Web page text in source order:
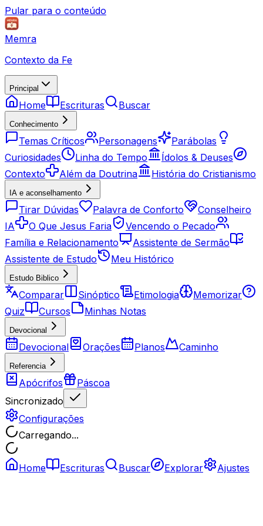
Pular para o conteúdo
Memra
Contexto da Fe
Principal
Home Escrituras Buscar
Conhecimento
Temas Críticos Personagens
Parábolas
Curiosidades
Linha do Tempo
Ídolos & Deuses
Contexto
Além da Doutrina História do Cristianismo
IA e aconselhamento
Tirar Dúvidas Palavra de Conforto
Conselheiro
IA
O Que Jesus Faria
Vencendo o Pecado
Família e Relacionamento
Assistente de Sermão
Assistente de Estudo
Meu Histórico
Estudo Biblico
Comparar Sinóptico Etimologia
Memorizar
Quiz
Cursos Minhas Notas
Devocional
Devocional Orações Planos Caminho
Referencia
Apócrifos
Páscoa
Sincronizado
Configurações
Carregando...
Home Escrituras Buscar Explorar Ajustes